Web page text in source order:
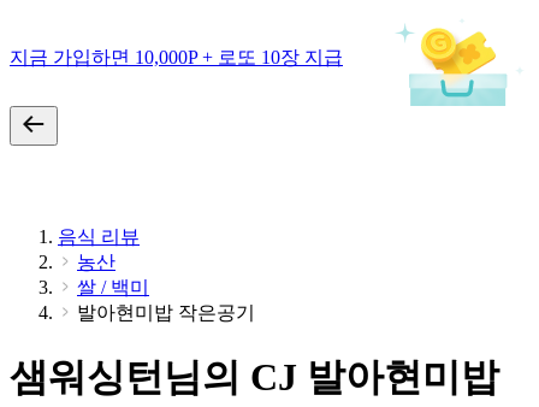
지금 가입하면 10,000P + 로또 10장 지급
음식 리뷰
농산
쌀 / 백미
발아현미밥 작은공기
샘워싱턴님의 CJ 발아현미밥